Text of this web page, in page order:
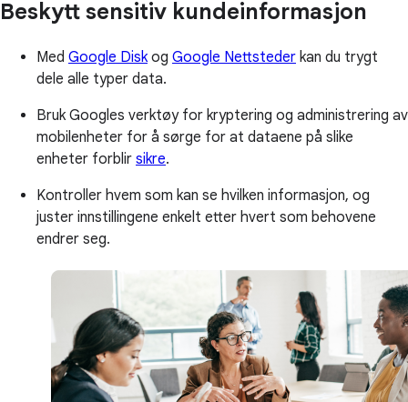
Beskytt sensitiv kundeinformasjon
Med Google Diskog Google Nettsteder kan du trygt
dele alle typer data.
Bruk Googles verktøy for kryptering og administrering av
mobilenheter for å sørge for at dataene på slike
enheter forblir sikre.
Kontroller hvem som kan se hvilken informasjon, og
juster innstillingene enkelt etter hvert som behovene
endrer seg.